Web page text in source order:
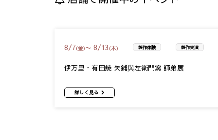
8/7(金)〜 8/13 (木) 製作体験 製作実演
伊万里・有田焼 矢鋪與左衛門窯 師弟展
詳しく見る